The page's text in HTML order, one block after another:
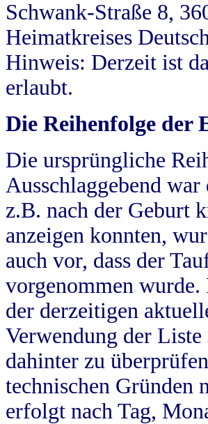
Schwank-Straße 8,
Heimatkreises
Hinweis: Derzeit ist
erlaubt.
Die Reihenfolge der
Die ursprüngliche
Ausschlaggebend
z.B. nach der Geburt
anzeigen konnten,
auch vor, dass der
vorgenommen
der derzeitigen
Verwendung der
dahinter zu
technischen Gründen
erfolgt nach Tag,